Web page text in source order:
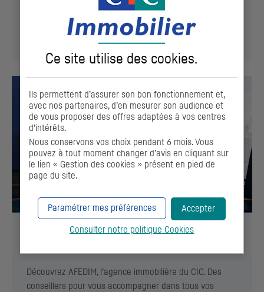
EN SAVOIR +
Agence immobilière : acheter, investir ou
Découvrez AFEDIM, l’agence immobilière du CIC. Des
conseillers pour vous accompagner dans tous vos
Ce site utilise des cookies.
Ils permettent d’assurer son bon fonctionnement et,
avec nos partenaires, d’en mesurer son audience et
de vous proposer des offres adaptées à vos centres
d’intérêts.
Nous conservons vos choix pendant 6 mois. Vous
pouvez à tout moment changer d’avis en cliquant sur
le lien « Gestion des cookies » présent en pied de
page du site.
Accepter
Paramétrer mes préférences
Consulter notre politique Cookies